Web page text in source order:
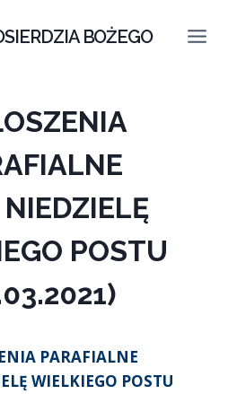
BOŻEGO
POSTU
PARAFIALNE
WIELKIEGO POSTU